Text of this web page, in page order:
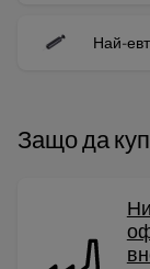
Най-
Защо да